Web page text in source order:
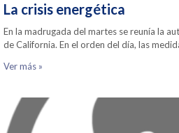
La crisis energética
En la madrugada del martes se reunía la
de California. En el orden del día, las
Ver más »